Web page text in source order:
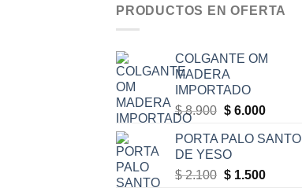
PRODUCTOS EN OFERTA
COLGANTE OM
MADERA
IMPORTADO
$8.900 Original
was:
$ 8.900.
$6.000Current
is:
PORTA PALO SANTO
DE YESO
$2.100 Original
$1.500Current